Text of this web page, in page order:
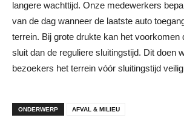
langere wachttijd. Onze medewerkers
van de dag wanneer de laatste auto
terrein. Bij grote drukte kan het voorkomen
sluit dan de reguliere sluitingstijd. Dit doen
bezoekers het terrein vóór sluitingstijd
ONDERWERP AFVAL & MILIEU